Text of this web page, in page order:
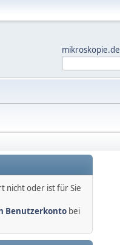
mikroskopie.de
nicht oder ist für Sie
Benutzerkontobei